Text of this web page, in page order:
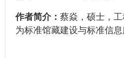
作者简介： 蔡焱，硕士，
为标准馆藏建设与标准信息